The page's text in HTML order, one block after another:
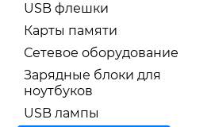
USB флешки
Карты памяти
Сетевое оборудование
Зарядные блоки для
ноутбуков
USB лампы